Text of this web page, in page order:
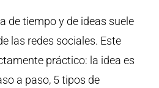
de tiempo y de ideas suele
las redes sociales. Este
práctico: la idea es
a paso, 5 tipos de